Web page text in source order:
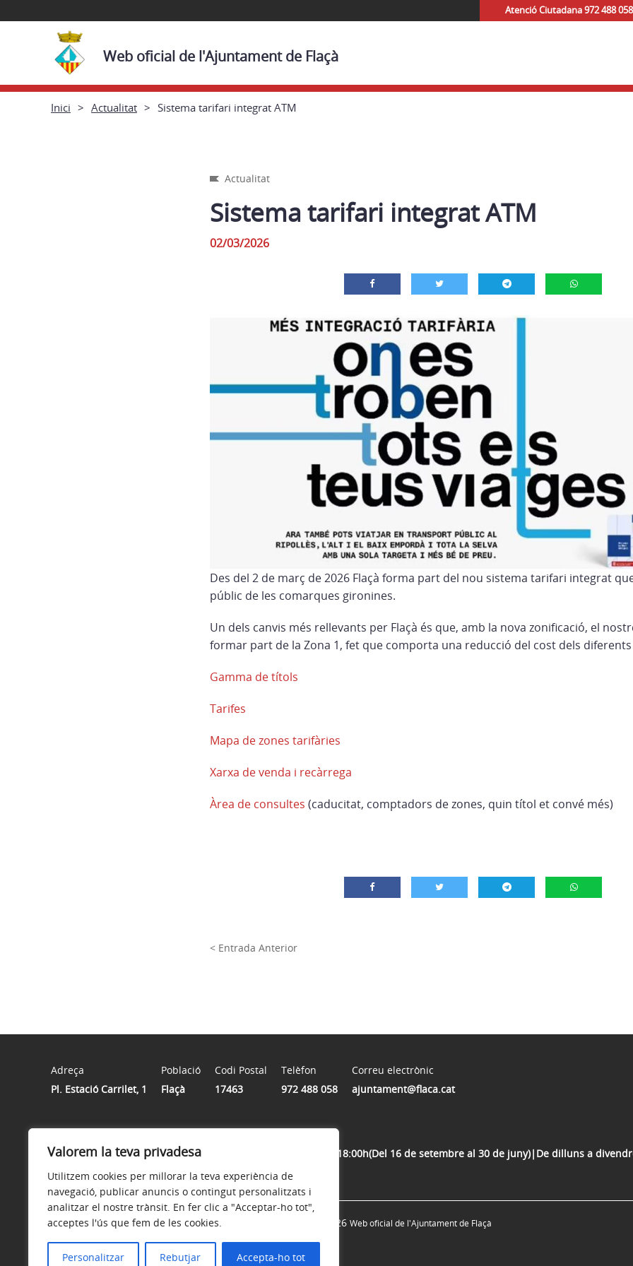
Valorem la teva privadesa
Utilitzem cookies per millorar la teva experiència de
navegació, publicar anuncis o contingut personalitzats i
analitzar el nostre trànsit. En fer clic a "Acceptar-ho tot",
acceptes l'ús que fem de les cookies.
Personalitzar Rebutjar Accepta-ho tot
Atenció Ciutadana 972 488 058
Web oficial de l'Ajuntament de Flaçà
Inici Actualitat Sistema tarifari integrat ATM
Actualitat
Sistema tarifari integrat ATM
02/03/2026
Des del 2 de març de 2026 Flaçà forma part del nou sistema tarifari integrat
públic de les comarques gironines.
Un dels canvis més rellevants per Flaçà és que, amb la nova zonificació, el
formar part de la Zona 1, fet que comporta una reducció del cost dels
Gamma de títols
Tarifes
Mapa de zones tarifàries
Xarxa de venda i recàrrega
Àrea de consultes (caducitat, comptadors de zones, quin títol et convé més)
< Entrada Anterior
Adreça
Pl. Estació Carrilet, 1
Població
Flaçà
Codi Postal
17463
Telèfon
972 488 058
Correu electrònic
ajuntament@flaca.cat
De dilluns a divendres de 09.00 a 14.00h i Dijous de 16:00 A 18:00h(Del 16 de setembre al 30 de juny)|De dilluns a
de juliol al 15 de setembre)
Avís legal Política de privacitat © 2026 Web oficial de l'Ajuntament de Flaçà